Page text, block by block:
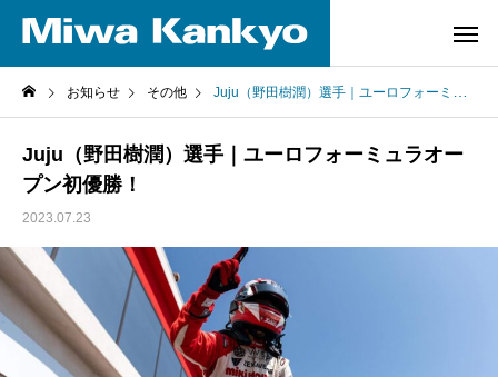
お知らせ その他 Juju（野田樹潤）選手｜ユーロフォーミュラオープン初優勝！
Juju（野田樹潤）選手｜ユーロフォーミュラオー
プン初優勝！
2023.07.23